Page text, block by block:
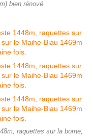
bien rénové.
raquettes sur la borne,